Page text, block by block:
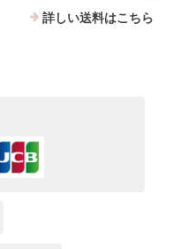
詳しい送料はこちら